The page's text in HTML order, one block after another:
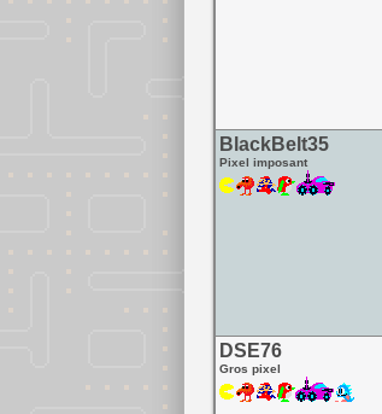
BlackBelt35
Pixel imposant
DSE76
Gros pixel